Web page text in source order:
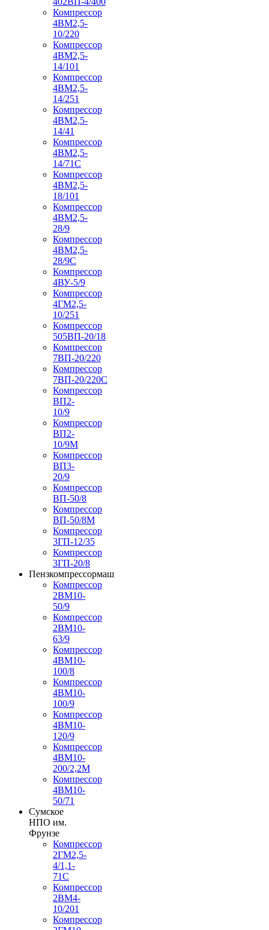
Компрессор
4ВМ2,5-
10/220
Компрессор
4ВМ2,5-
14/101
Компрессор
4ВМ2,5-
14/251
Компрессор
4ВМ2,5-
14/41
Компрессор
4ВМ2,5-
14/71C
Компрессор
4ВМ2,5-
18/101
Компрессор
4ВМ2,5-
28/9
Компрессор
4ВМ2,5-
28/9С
Компрессор
4ВУ-5/9
Компрессор
4ГМ2,5-
10/251
Компрессор
505ВП-20/18
Компрессор
7ВП-20/220
Компрессор
7ВП-20/220С
Компрессор
ВП2-
10/9
Компрессор
ВП2-
10/9М
Компрессор
ВП3-
20/9
Компрессор
ВП-50/8
Компрессор
ВП-50/8М
Компрессор
3ГП-12/35
Компрессор
3ГП-20/8
Пензкомпрессормаш
Компрессор
2ВМ10-
50/9
Компрессор
2ВМ10-
63/9
Компрессор
4ВМ10-
100/8
Компрессор
4ВМ10-
100/9
Компрессор
4ВМ10-
120/9
Компрессор
4ВМ10-
200/2,2М
Компрессор
4ВМ10-
50/71
Сумское
НПО им.
Фрунзе
Компрессор
2ГМ2,5-
4/1,1-
71С
Компрессор
2ВМ4-
10/201
Компрессор